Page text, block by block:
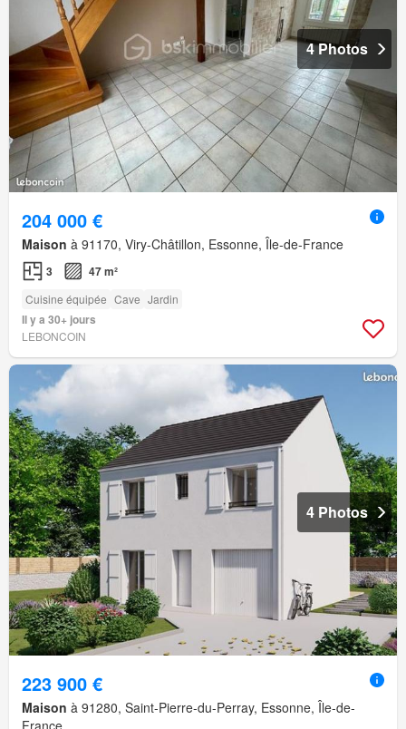
4 Photos
204 000 €
Maison à 91170, Viry-Châtillon, Essonne, Île-de-France
3 47 m²
Cuisine équipée Cave Jardin
Il y a 30+ jours
LEBONCOIN
4 Photos
223 900 €
Maison à 91280, Saint-Pierre-du-Perray, Essonne, Île-de-